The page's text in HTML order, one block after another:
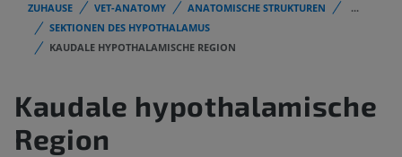
ZUHAUSE VET-ANATOMY ANATOMISCHE STRUKTUREN
...
SEKTIONEN DES HYPOTHALAMUS
KAUDALE HYPOTHALAMISCHE REGION
Kaudale hypothalamische
Region